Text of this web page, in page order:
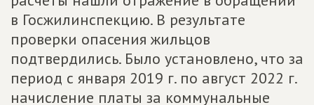
в Госжилинспекцию. В результате
проверки опасения жильцов
подтвердились. Было установлено, что за
период с января 2019 г. по август 2022 г.
начисление платы за коммунальные